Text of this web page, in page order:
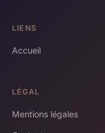
LIENS
Accueil
LÉGAL
Mentions légales